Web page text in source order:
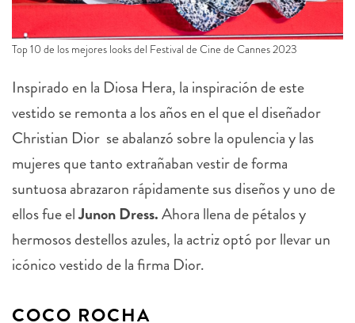
Top 10 de los mejores looks del Festival de Cine de Cannes 2023
Inspirado en la Diosa Hera, la inspiración de este
vestido se remonta a los años en el que el diseñador
Christian Dior se abalanzó sobre la opulencia y las
mujeres que tanto extrañaban vestir de forma
suntuosa abrazaron rápidamente sus diseños y uno de
ellos fue elJunon Dress.Ahora llena de pétalos y
hermosos destellos azules, la actriz optó por llevar un
icónico vestido de la firma Dior.
COCO ROCHA